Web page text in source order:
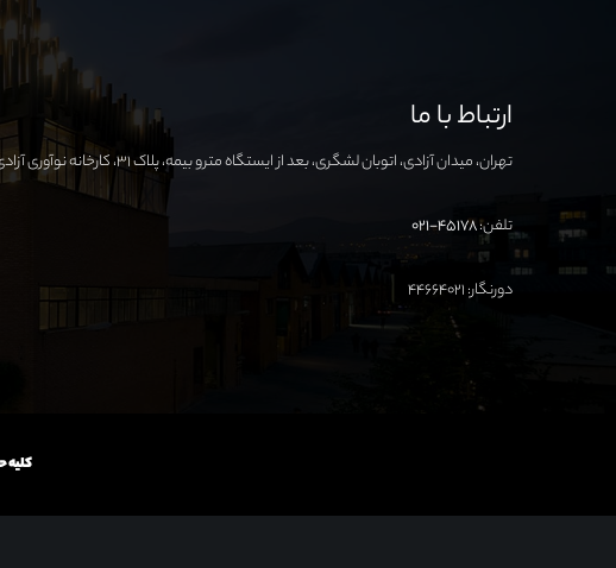
ارتباط با ما
تهران، میدان آزادی، اتوبان لشگری، بعد از ایستگاه مترو بیمه، پلاک ۳۱، کارخانه نوآوری آزادی
تلفن:۴۵۱۷۸-۰۲۱
دورنگار: ۴۴۶۶۴۰۲۱
کلیه